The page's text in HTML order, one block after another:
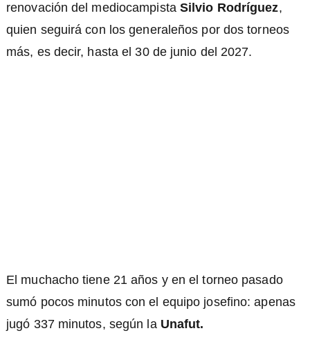
renovación del mediocampista Silvio Rodríguez,
quien seguirá con los generaleños por dos torneos
más, es decir, hasta el 30 de junio del 2027.
El muchacho tiene 21 años y en el torneo pasado
sumó pocos minutos con el equipo josefino: apenas
jugó 337 minutos, según laUnafut.